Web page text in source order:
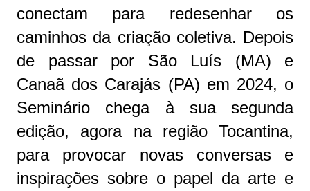
conectam para redesenhar os
caminhos da criação coletiva. Depois
de passar por São Luís (MA) e
Canaã dos Carajás (PA) em 2024, o
Seminário chega à sua segunda
edição, agora na região Tocantina,
para provocar novas conversas e
inspirações sobre o papel da arte e